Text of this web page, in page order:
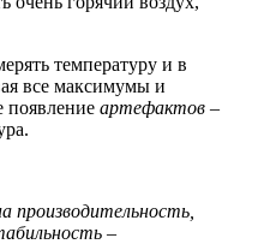
температуру и в
все максимумы и
появление артефактов –
производительность,
–